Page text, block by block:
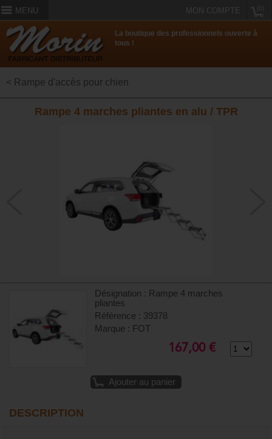
MENU MON COMPTE
La boutique des professionnels ouverte à
tous !
< Rampe d'accès pour chien
Rampe 4 marches pliantes en alu / TPR
Désignation : Rampe 4 marches
pliantes
Référence : 39378
Marque : FOT
167,00 €
Ajouter au panier
DESCRIPTION